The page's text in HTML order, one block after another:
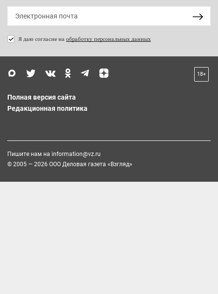
Я даю согласие на обработку персональных данных
18+
Полная версия сайта
Редакционная политика
Пишите нам на information@vz.ru
© 2005 — 2026 ООО Деловая газета «Взгляд»